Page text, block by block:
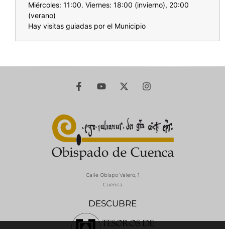
Miércoles: 11:00. Viernes: 18:00 (invierno), 20:00
(verano)
Hay visitas guiadas por el Municipio
DESCUBRE
Calle Obispo Valero, 1
Cuenca